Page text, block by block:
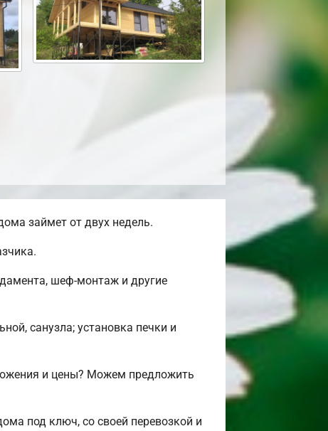
займет от двух недель.
шеф-монтаж и другие
санузла; установка печки и
и цены? Можем предложить
под ключ, со своей перевозкой и